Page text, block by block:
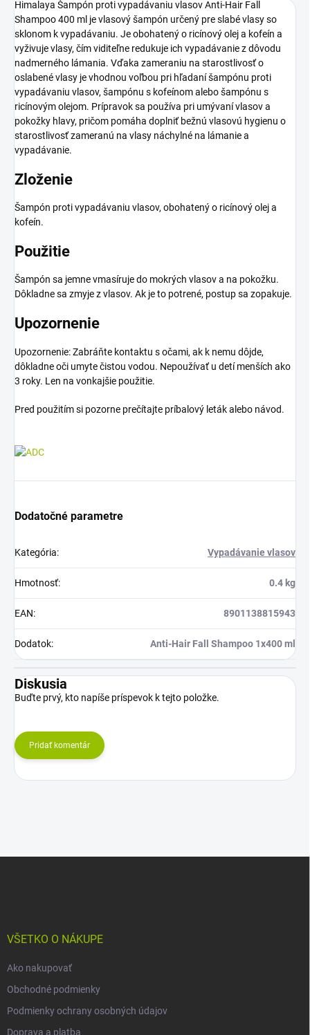
Himalaya Šampón proti vypadávaniu vlasov Anti-Hair Fall
Shampoo 400 ml je vlasový šampón určený pre slabé vlasy so
sklonom k vypadávaniu. Je obohatený o ricínový olej a kofeín a
vyživuje vlasy, čím viditeľne redukuje ich vypadávanie z dôvodu
nadmerného lámania. Vďaka zameraniu na starostlivosť o
oslabené vlasy je vhodnou voľbou pri hľadaní šampónu proti
vypadávaniu vlasov, šampónu s kofeínom alebo šampónu s
ricínovým olejom. Prípravok sa používa pri umývaní vlasov a
pokožky hlavy, pričom pomáha doplniť bežnú vlasovú hygienu o
starostlivosť zameranú na vlasy náchylné na lámanie a
vypadávanie.
Zloženie
Šampón proti vypadávaniu vlasov, obohatený o ricínový olej a
kofeín.
Použitie
Šampón sa jemne vmasíruje do mokrých vlasov a na pokožku.
Dôkladne sa zmyje z vlasov. Ak je to potrené, postup sa zopakuje.
Upozornenie
Upozornenie: Zabráňte kontaktu s očami, ak k nemu dôjde,
dôkladne oči umyte čistou vodou. Nepoužívať u detí menších ako
3 roky. Len na vonkajšie použitie.
Pred použitím si pozorne prečítajte príbalový leták alebo návod.
Dodatočné parametre
Kategória: Vypadávanie vlasov
Hmotnosť: 0.4 kg
EAN: 8901138815943
Dodatok: Anti-Hair Fall Shampoo 1x400 ml
Diskusia
Buďte prvý, kto napíše príspevok k tejto položke.
Pridať komentár
VŠETKO O NÁKUPE
Ako nakupovať
Obchodné podmienky
Podmienky ochrany osobných údajov
Doprava a platba